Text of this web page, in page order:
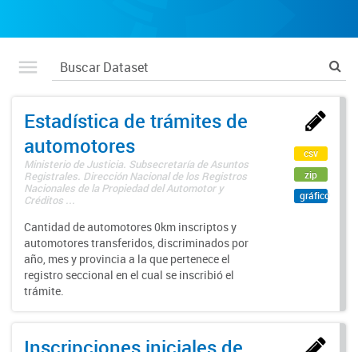
Estadística de trámites de
automotores
Ministerio de Justicia. Subsecretaría de Asuntos
Registrales. Dirección Nacional de los Registros
Nacionales de la Propiedad del Automotor y
Créditos ...
Cantidad de automotores 0km inscriptos y
automotores transferidos, discriminados por
año, mes y provincia a la que pertenece el
registro seccional en el cual se inscribió el
trámite.
csv
zip
gráfico